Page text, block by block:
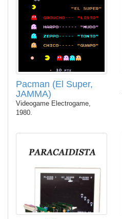
Pacman (El Super,
JAMMA)
Videogame Electrogame,
1980.